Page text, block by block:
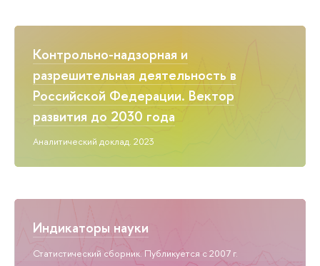
Контрольно-надзорная и
разрешительная деятельность в
Российской Федерации. Вектор
развития до 2030 года
Аналитический доклад. 2023
Индикаторы науки
Статистический сборник. Публикуется с 2007 г.